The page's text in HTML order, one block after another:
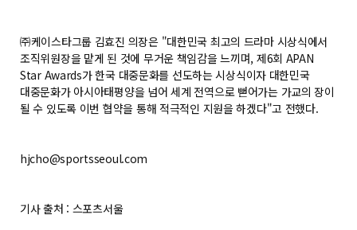
㈜케이스타그룹 김효진 의장은 "대한민국 최고의 드라마 시상식에서
조직위원장을 맡게 된 것에 무거운 책임감을 느끼며, 제6회 APAN
Star Awards가 한국 대중문화를 선도하는 시상식이자 대한민국
대중문화가 아시아태평양을 넘어 세계 전역으로 뻗어가는 가교의 장이
될 수 있도록 이번 협약을 통해 적극적인 지원을 하겠다"고 전했다.
hjcho@sportsseoul.com
기사 출처 : 스포츠서울